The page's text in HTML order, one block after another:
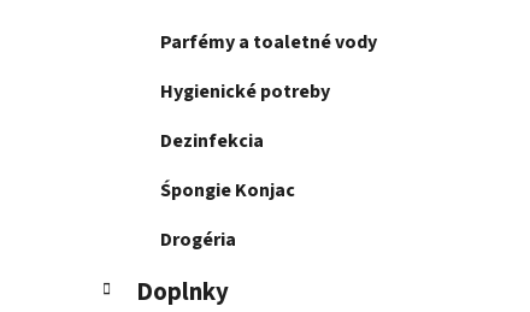
Parfémy a toaletné vody
Hygienické potreby
Dezinfekcia
Śpongie Konjac
Drogéria
Doplnky